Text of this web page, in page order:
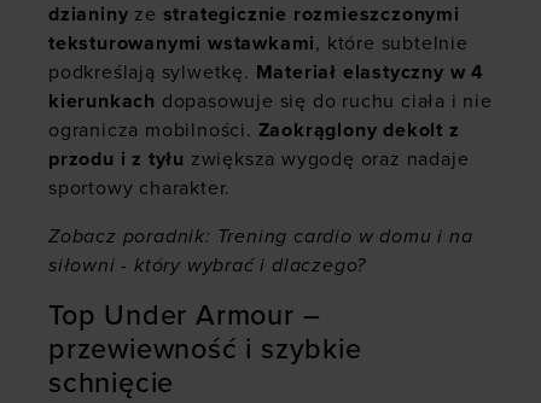
dzianiny ze strategicznie rozmieszczonymi
teksturowanymi wstawkami, które subtelnie
podkreślają sylwetkę. Materiał elastyczny w 4
kierunkach dopasowuje się do ruchu ciała i nie
ogranicza mobilności. Zaokrąglony dekolt z
przodu i z tyłu zwiększa wygodę oraz nadaje
sportowy charakter.
Zobacz poradnik: Trening cardio w domu i na
siłowni - który wybrać i dlaczego?
Top Under Armour –
przewiewność i szybkie
schnięcie